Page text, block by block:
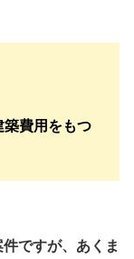
築費用をもつ
ですが、あくま